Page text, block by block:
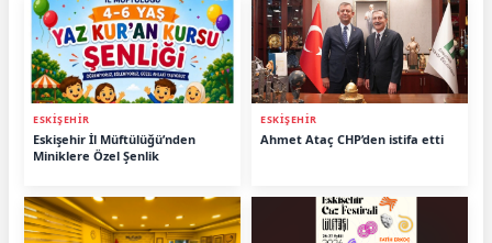
ESKİŞEHİR
Eskişehir İl Müftülüğü’nden
Miniklere Özel Şenlik
ESKİŞEHİR
Ahmet Ataç CHP’den istifa etti